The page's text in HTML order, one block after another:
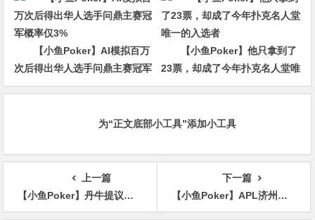
【小鱼Poker】AI模拟百万
次后得出华人选手问鼎主赛冠军
概率仅3%
【小鱼Poker】他只拿到了
23票，却成了今年扑克名人堂唯
一的入选者
为“正文底部小工具”添加小工具
上一篇
【小鱼Poker】丹牛提议增设WSOP经典复古赛！一发子弹、无延迟注册、按买入分配记分牌
下一篇
【小鱼Poker】APL济州岛｜见证新里程碑！APL济州岛开幕赛热血破局，多重福利豪礼助力直通WSOP国际巅峰殿堂！